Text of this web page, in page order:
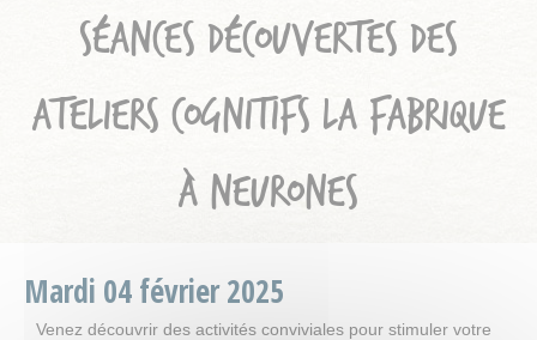
SÉANCES DÉCOUVERTES DES
ATELIERS COGNITIFS LA FABRIQUE
À NEURONES
Mardi 04février2025
Venez découvrir des activités conviviales pour stimuler votre